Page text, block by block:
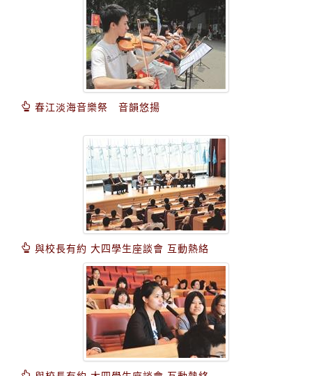
春江淡海音樂祭 音韻悠揚
與校長有約 大四學生座談會 互動熱絡